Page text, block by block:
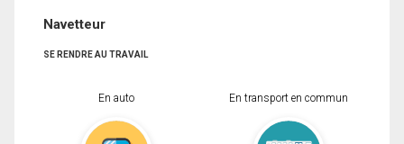
Navetteur
SE RENDRE AU TRAVAIL
En auto En transport en commun